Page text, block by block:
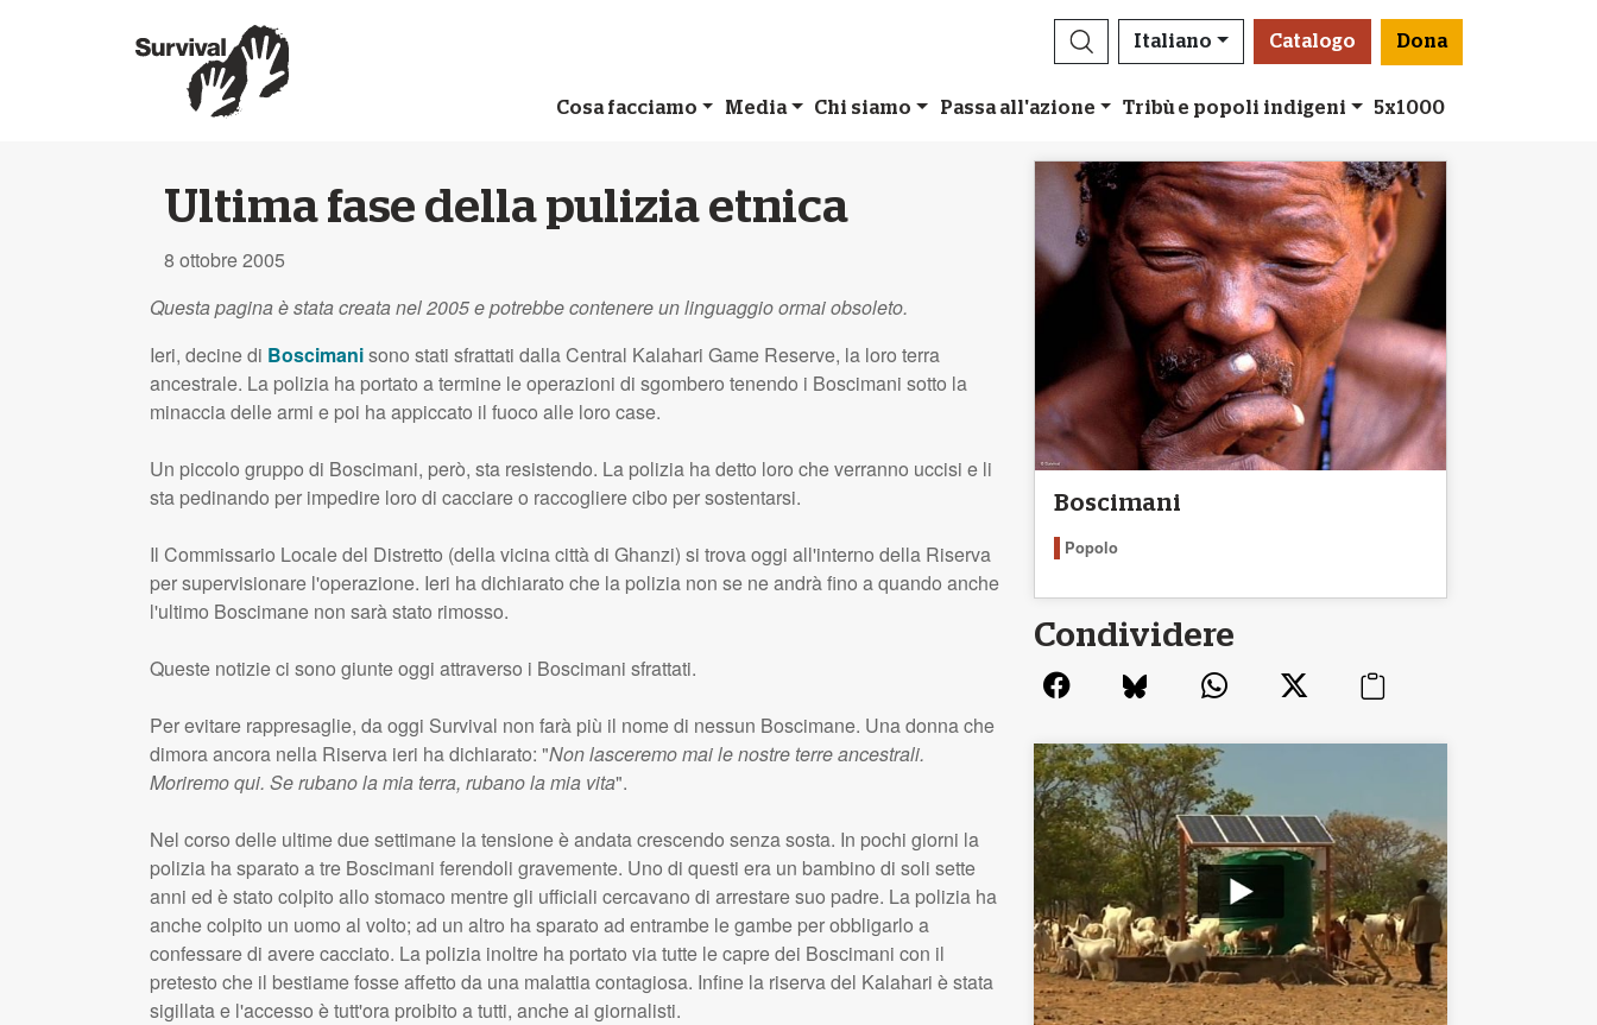
Italiano Catalogo Dona
Cosa facciamo Media Chi siamo Passa all'azione Tribù e popoli indigeni 5x1000
Ultima fase della pulizia etnica
8 ottobre 2005
Questa pagina è stata creata nel 2005 e potrebbe contenere un linguaggio ormai obsoleto.
Ieri, decine di Boscimanisono stati sfrattati dalla Central Kalahari Game Reserve, la loro terra
ancestrale. La polizia ha portato a termine le operazioni di sgombero tenendo i Boscimani sotto la
minaccia delle armi e poi ha appiccato il fuoco alle loro case.
Un piccolo gruppo di Boscimani, però, sta resistendo. La polizia ha detto loro che verranno uccisi e li
sta pedinando per impedire loro di cacciare o raccogliere cibo per sostentarsi.
Il Commissario Locale del Distretto (della vicina città di Ghanzi) si trova oggi all'interno della Riserva
per supervisionare l'operazione. Ieri ha dichiarato che la polizia non se ne andrà fino a quando anche
l'ultimo Boscimane non sarà stato rimosso.
Queste notizie ci sono giunte oggi attraverso i Boscimani sfrattati.
Per evitare rappresaglie, da oggi Survival non farà più il nome di nessun Boscimane. Una donna che
dimora ancora nella Riserva ieri ha dichiarato: "Non lasceremo mai le nostre terre ancestrali.
Moriremo qui. Se rubano la mia terra, rubano la mia vita".
Nel corso delle ultime due settimane la tensione è andata crescendo senza sosta. In pochi giorni la
polizia ha sparato a tre Boscimani ferendoli gravemente. Uno di questi era un bambino di soli sette
anni ed è stato colpito allo stomaco mentre gli ufficiali cercavano di arrestare suo padre. La polizia ha
anche colpito un uomo al volto; ad un altro ha sparato ad entrambe le gambe per obbligarlo a
confessare di avere cacciato. La polizia inoltre ha portato via tutte le capre dei Boscimani con il
pretesto che il bestiame fosse affetto da una malattia contagiosa. Infine la riserva del Kalahari è stata
sigillata e l'accesso è tutt'ora proibito a tutti, anche ai giornalisti.
Boscimani
Popolo
Condividere